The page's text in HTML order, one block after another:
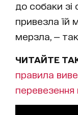
до собаки зі
привезла їй
мерзла, —
ЧИТАЙТЕ
правила
перевезення